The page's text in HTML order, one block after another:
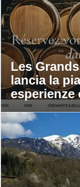
Les
lancia la
esperienze
maison